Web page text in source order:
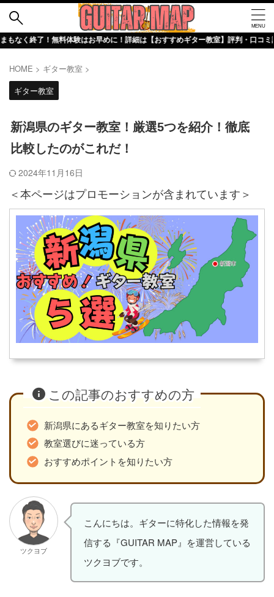
はお早めに！詳細は【おすすめギター教室】評判・口コミ詳細記事でチェック
HOME > ギター教室 >
ギター教室
新潟県のギター教室！厳選5つを紹介！徹底
比較したのがこれだ！
2024年11月16日
＜本ページはプロモーションが含まれています＞
この記事のおすすめの方
新潟県にあるギター教室を知りたい方
教室選びに迷っている方
おすすめポイントを知りたい方
ツクヨブ
こんにちは。ギターに特化した情報を発
信する『GUITAR MAP』を運営している
ツクヨブです。